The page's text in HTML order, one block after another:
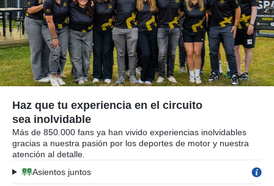
Haz que tu experiencia en el circuito
sea inolvidable
Más de 850.000 fans ya han vivido experiencias inolvidables
gracias a nuestra pasión por los deportes de motor y nuestra
atención al detalle.
Asientos juntos